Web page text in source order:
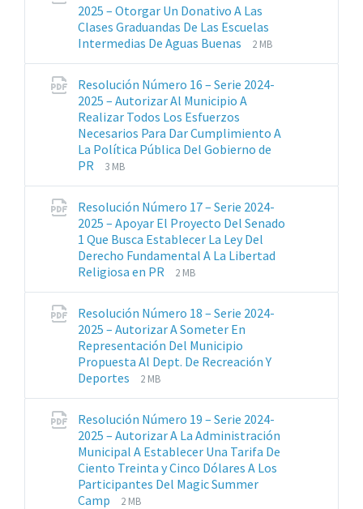
2025 – Otorgar Un Donativo A Las
Clases Graduandas De Las Escuelas
Intermedias De Aguas Buenas
Extensiones
pdf
Tamaño
2 MB
Resolución Número 16 – Serie 2024-
2025 – Autorizar Al Municipio A
Realizar Todos Los Esfuerzos
Necesarios Para Dar Cumplimiento A
La Política Pública Del Gobierno de
PR
Extensiones
pdf
Tamaño
archive:
3 MB
Resolución Número 17 – Serie 2024-
2025 – Apoyar El Proyecto Del Senado
1 Que Busca Establecer La Ley Del
Derecho Fundamental A La Libertad
Religiosa en PR
Extensiones
pdf
Tamaño
2 MB
Resolución Número 18 – Serie 2024-
2025 – Autorizar A Someter En
Representación Del Municipio
Propuesta Al Dept. De Recreación Y
Deportes
Extensiones
pdf
Tamaño
archive:
2 MB
Resolución Número 19 – Serie 2024-
2025 – Autorizar A La Administración
Municipal A Establecer Una Tarifa De
Ciento Treinta y Cinco Dólares A Los
Participantes Del Magic Summer
Camp
Extensiones
Tamaño
2 MB